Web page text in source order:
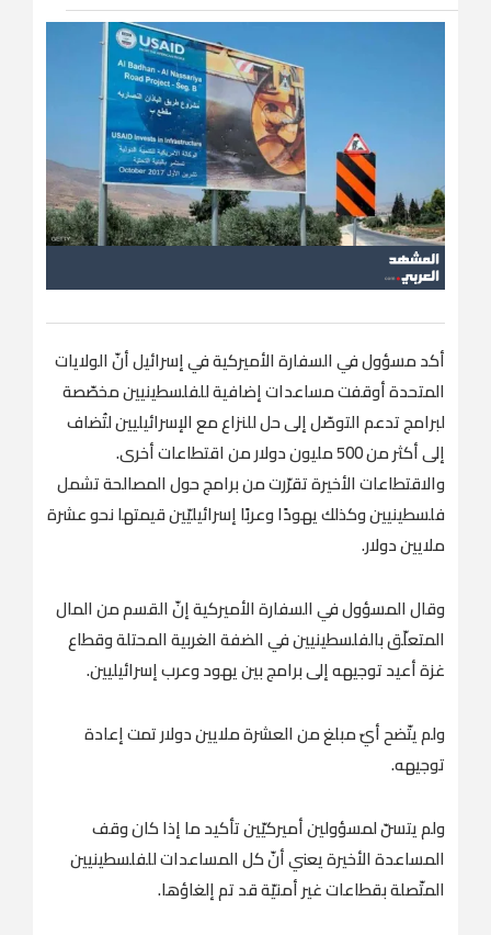
أكد مسؤول في السفارة الأميركية في إسرائيل أنّ الولايات
المتحدة أوقفت مساعدات إضافية للفلسطينيين مخصّصة
لبرامج تدعم التوصّل إلى حل للنزاع مع الإسرائيليين لتُضاف
إلى أكثر من 500 مليون دولار من اقتطاعات أخرى.
والاقتطاعات الأخيرة تقرّرت من برامج حول المصالحة تشمل
فلسطينيين وكذلك يهودًا وعربًا إسرائيليّين قيمتها نحو عشرة
ملايين دولار.
وقال المسؤول في السفارة الأميركية إنّ القسم من المال
المتعلّق بالفلسطينيين في الضفة الغربية المحتلة وقطاع
غزة أعيد توجيهه إلى برامج بين يهود وعرب إسرائيليين.
ولم يتّضح أيّ مبلغ من العشرة ملايين دولار تمت إعادة
توجيهه.
ولم يتسنّ لمسؤولين أميركيّين تأكيد ما إذا كان وقف
المساعدة الأخيرة يعني أنّ كل المساعدات للفلسطينيين
المتّصلة بقطاعات غير أمنيّة قد تم إلغاؤها.